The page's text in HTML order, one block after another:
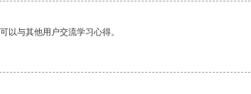
以与其他用户交流学习心得。